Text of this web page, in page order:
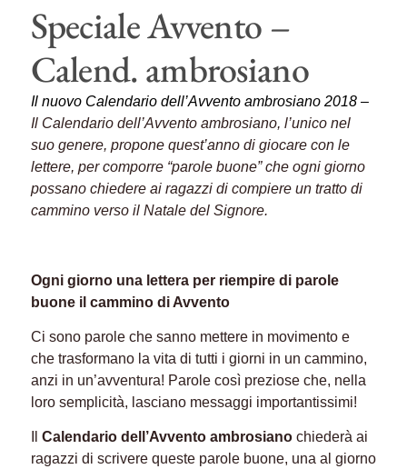
Speciale Avvento –
Calend. ambrosiano
Il nuovo Calendario dell’Avvento ambrosiano 2018 –
Il Calendario dell’Avvento ambrosiano, l’unico nel
suo genere, propone quest’anno di giocare con le
lettere, per comporre “parole buone” che ogni giorno
possano chiedere ai ragazzi di compiere un tratto di
cammino verso il Natale del Signore.
Ogni giorno una lettera per riempire di parole
buone il cammino di Avvento
Ci sono parole che sanno mettere in movimento e
che trasformano la vita di tutti i giorni in un cammino,
anzi in un’avventura! Parole così preziose che, nella
loro semplicità, lasciano messaggi importantissimi!
Calendario dell’Avvento ambrosianochiederà ai
ragazzi di scrivere queste parole buone, una al giorno